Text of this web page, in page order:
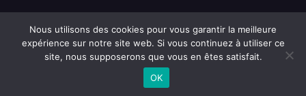
©2026 Headline tous droits réservés
Nous utilisons des cookies pour vous garantir la meilleure
expérience sur notre site web. Si vous continuez à utiliser ce
site, nous supposerons que vous en êtes satisfait.
OK